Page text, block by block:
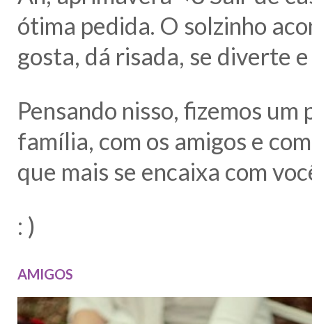
ótima pedida. O solzinho
gosta, dá risada, se diverte
Pensando nisso, fizemos
família, com os amigos e
que mais se encaixa com
: )
AMIGOS